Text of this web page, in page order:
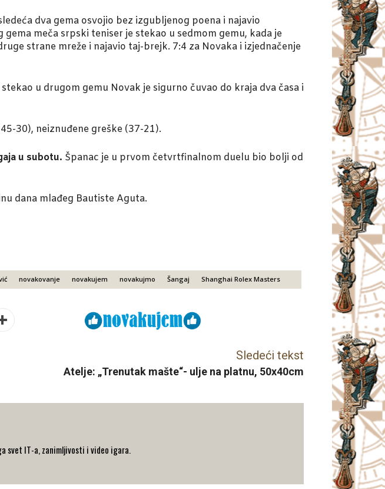
dva gema osvojio bez izgubljenog poena i najavio
meča srpski teniser je stekao u sedmom gemu, kada je
strane mreže i najavio taj-brejk. 7:4 za Novaka i izjednačenje
u drugom gemu Novak je sigurno čuvao do kraja dva časa i
30), neiznuđene greške (37-21).
u subotu. Španac je u prvom četvrtfinalnom duelu bio bolji od
dana mlađeg Bautiste Aguta.
novakovanje novakujem novakujmo Šangaj Shanghai Rolex Masters
Sledeći tekst
Atelje: „Trenutak mašte“- ulje na platnu, 50x40cm
svet IT-a, zanimljivosti i video igara.